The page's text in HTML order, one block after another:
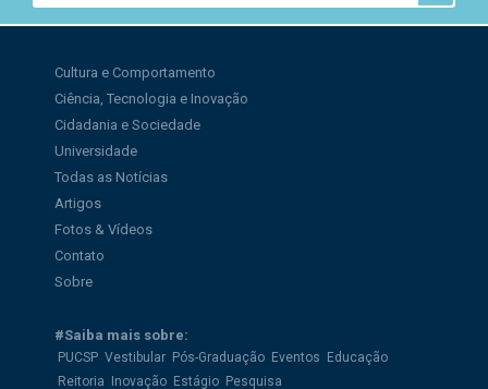
Cultura e Comportamento
Ciência, Tecnologia e Inovação
Cidadania e Sociedade
Universidade
Todas as Notícias
Artigos
Fotos & Vídeos
Contato
Sobre
#Saiba mais sobre:
PUCSP Vestibular Pós-Graduação Eventos Educação
Reitoria Inovação Estágio Pesquisa